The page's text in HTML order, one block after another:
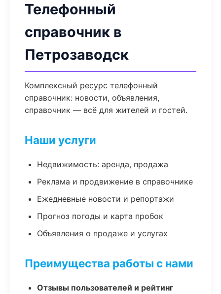
Телефонный
справочник в
Петрозаводск
Комплексный ресурс телефонный
справочник: новости, объявления,
справочник — всё для жителей и гостей.
Наши услуги
Недвижимость: аренда, продажа
Реклама и продвижение в справочнике
Ежедневные новости и репортажи
Прогноз погоды и карта пробок
Объявления о продаже и услугах
Преимущества работы с нами
Отзывы пользователей и рейтинг